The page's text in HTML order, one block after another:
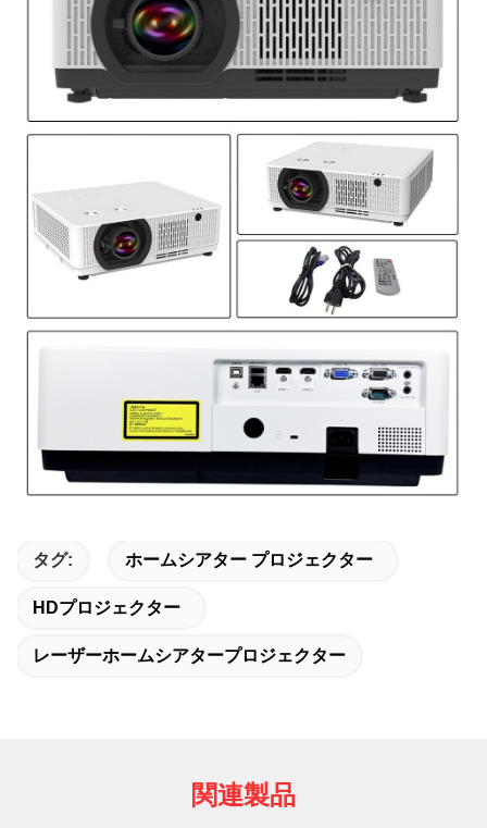
タグ: ホームシアター プロジェクター
HDプロジェクター
レーザーホームシアタープロジェクター
関連製品